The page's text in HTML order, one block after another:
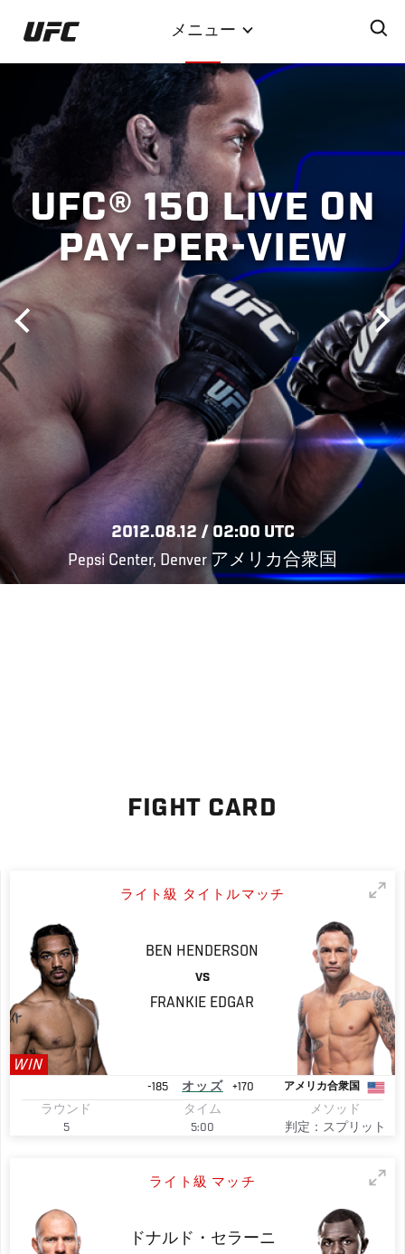
イ
ン
テ
ン
ツ
に
メニュー
UFC® 150 LIVE ON
PAY-PER-VIEW
2012.08.12 / 02:00 UTC
Pepsi Center, Denver アメリカ合衆国
FIGHT CARD
ライト級 タイトルマッチ
WIN
BEN HENDERSON
VS
FRANKIE EDGAR
-185 オッズ +170 アメリカ合衆国
ラウンド
5
タイム
5:00
メソッド
判定：スプリット
ライト級 マッチ
ドナルド・セラーニ